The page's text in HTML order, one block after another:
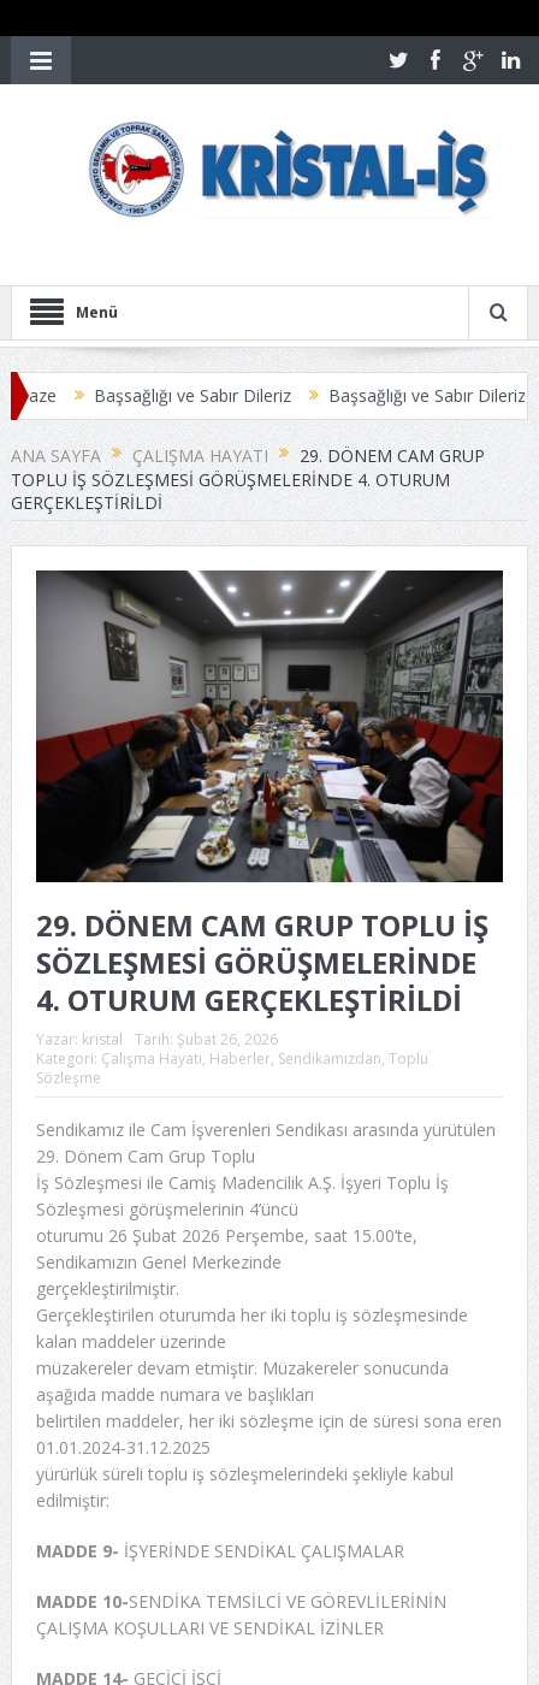
Menü
Başsağlığı ve Sabır Dileriz Başsağlığı ve Sabır Dileriz
ANLAŞMAYLA SONUÇLANDI
Üyelerimize Duyuru
ANA SAYFA ÇALIŞMA HAYATI
29. DÖNEM CAM GRUP
TOPLU İŞ SÖZLEŞMESİ GÖRÜŞMELERİNDE 4. OTURUM
GERÇEKLEŞTİRİLDİ
29. DÖNEM CAM GRUP TOPLU İŞ
SÖZLEŞMESİ GÖRÜŞMELERİNDE
4. OTURUM GERÇEKLEŞTİRİLDİ
Yazar: kristal Tarih: Şubat 26, 2026
Kategori: Çalışma Hayatı, Haberler, Sendikamızdan, Toplu
Sözleşme
Sendikamız ile Cam İşverenleri Sendikası arasında yürütülen
29. Dönem Cam Grup Toplu
İş Sözleşmesi ile Camiş Madencilik A.Ş. İşyeri Toplu İş
Sözleşmesi görüşmelerinin 4’üncü
oturumu 26 Şubat 2026 Perşembe, saat 15.00’te,
Sendikamızın Genel Merkezinde
gerçekleştirilmiştir.
Gerçekleştirilen oturumda her iki toplu iş sözleşmesinde
kalan maddeler üzerinde
müzakereler devam etmiştir. Müzakereler sonucunda
aşağıda madde numara ve başlıkları
belirtilen maddeler, her iki sözleşme için de süresi sona eren
01.01.2024-31.12.2025
yürürlük süreli toplu iş sözleşmelerindeki şekliyle kabul
edilmiştir:
MADDE 9- İŞYERİNDE SENDİKAL ÇALIŞMALAR
MADDE 10-SENDİKA TEMSİLCİ VE GÖREVLİLERİNİN
ÇALIŞMA KOŞULLARI VE SENDİKAL İZİNLER
MADDE 14- GEÇİCİ İŞÇİ